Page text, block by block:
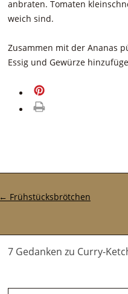
anbraten. Tomaten
weich sind.
Zusammen mit der Ananas
Essig und Gewürze
Post-Navigation
← Frühstücksbrötchen
7 Gedanken zu Curry-